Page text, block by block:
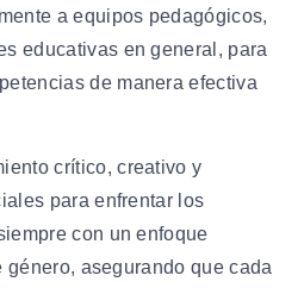
a equipos pedagógicos,
educativas en general, para
de manera efectiva
crítico, creativo y
para enfrentar los
con un enfoque
asegurando que cada